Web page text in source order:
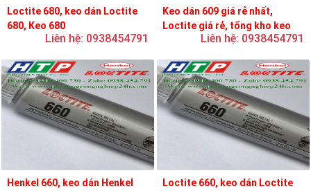
Loctite 680, keo dán Loctite
680, Keo 680
Liên hệ: 0938454791
Keo dán 609 giá rẻ nhất,
Loctite giá rẻ, tổng kho keo
Liên hệ: 0938454791
Henkel 660, keo dán Henkel
Loctite 660, keo dán Loctite